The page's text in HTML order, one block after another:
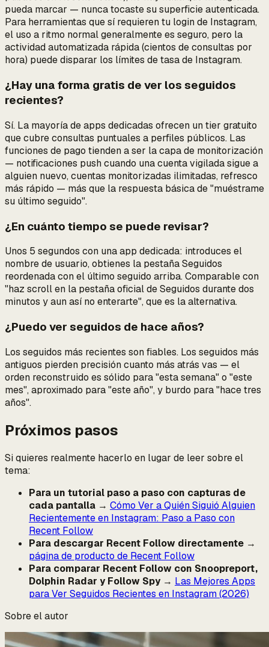
pueda marcar — nunca tocaste su superficie autenticada.
Para herramientas quesírequieren tu login de Instagram,
el uso a ritmo normal generalmente es seguro, pero la
actividad automatizada rápida (cientos de consultas por
hora) puede disparar los límites de tasa de Instagram.
¿Hay una forma gratis de ver los seguidos
recientes?
Sí. La mayoría de apps dedicadas ofrecen un tier gratuito
que cubre consultas puntuales a perfiles públicos. Las
funciones de pago tienden a ser la capa de monitorización
— notificaciones push cuando una cuenta vigilada sigue a
alguien nuevo, cuentas monitorizadas ilimitadas, refresco
más rápido — más que la respuesta básica de "muéstrame
su último seguido".
¿En cuánto tiempo se puede revisar?
Unos 5 segundos con una app dedicada: introduces el
nombre de usuario, obtienes la pestaña Seguidos
reordenada con el último seguido arriba. Comparable con
"haz scroll en la pestaña oficial de Seguidos durante dos
minutos y aun así no enterarte", que es la alternativa.
¿Puedo ver seguidos de hace años?
Los seguidos más recientes son fiables. Los seguidos más
antiguos pierden precisión cuanto más atrás vas — el
orden reconstruido es sólido para "esta semana" o "este
mes", aproximado para "este año", y burdo para "hace tres
años".
Próximos pasos
Si quieres realmente hacerlo en lugar de leer sobre el
tema:
Para un tutorial paso a paso con capturas de
cada pantalla → Cómo Ver a Quién Siguió Alguien
Recientemente en Instagram: Paso a Paso con
Recent Follow
Para descargar Recent Follow directamente →
página de producto de Recent Follow
Para comparar Recent Follow con Snoopreport,
Dolphin Radar y Follow Spy→ Las Mejores Apps
para Ver Seguidos Recientes en Instagram (2026)
Sobre el autor